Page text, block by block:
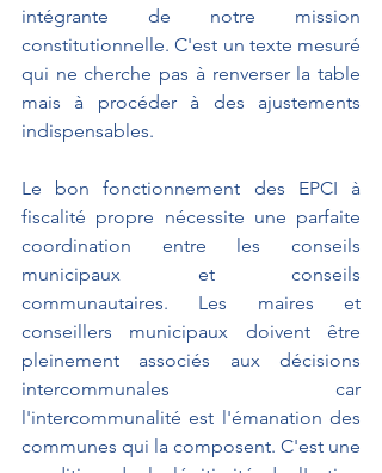
intégrante de notre mission
constitutionnelle. C'est un texte mesuré
qui ne cherche pas à renverser la table
mais à procéder à des ajustements
indispensables.
Le bon fonctionnement des EPCI à
fiscalité propre nécessite une parfaite
coordination entre les conseils
municipaux et conseils
communautaires. Les maires et
conseillers municipaux doivent être
pleinement associés aux décisions
intercommunales car
l'intercommunalité est l'émanation des
communes qui la composent. C'est une